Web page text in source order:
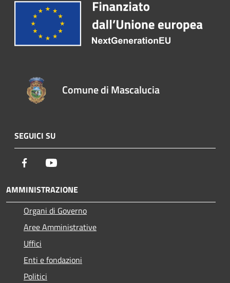
Comune di Mascalucia
SEGUICI SU
Facebook
AMMINISTRAZIONE
Organi di Governo
Aree Amministrative
Uffici
Enti e fondazioni
Politici